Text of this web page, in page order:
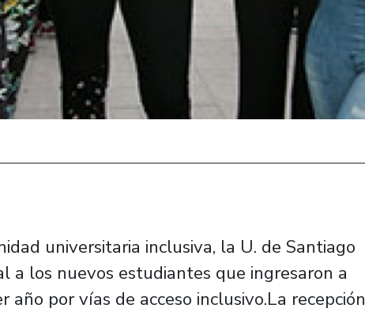
universitaria inclusiva, la U. de Santiago
a los nuevos estudiantes que ingresaron a
año por vías de acceso inclusivo.La recepción